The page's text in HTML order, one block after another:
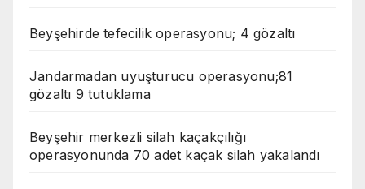
Beyşehirde tefecilik operasyonu; 4 gözaltı
Jandarmadan uyuşturucu operasyonu;81
gözaltı 9 tutuklama
Beyşehir merkezli silah kaçakçılığı
operasyonunda 70 adet kaçak silah yakalandı